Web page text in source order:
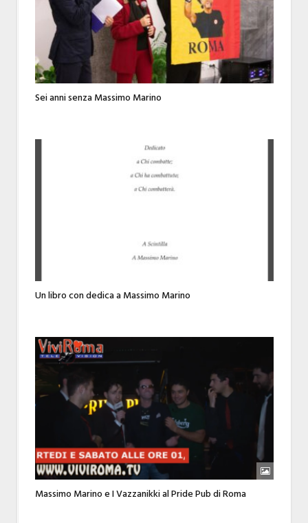
Sei anni senza Massimo Marino
Un libro con dedica a Massimo Marino
Massimo Marino e I Vazzanikki al Pride Pub di Roma